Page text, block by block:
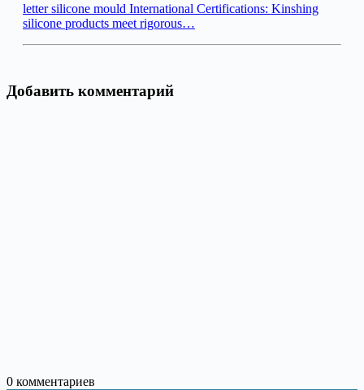
letter silicone mould International Certifications: Kinshing
silicone products meet rigorous…
Добавить комментарий
0 комментариев